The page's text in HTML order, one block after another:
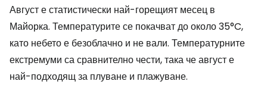
Август е статистически най-горещият месец в
Майорка. Температурите се покачват до около 35°C,
като небето е безоблачно и не вали. Температурните
екстремуми са сравнително чести, така че август е
най-подходящ за плуване и плажуване.